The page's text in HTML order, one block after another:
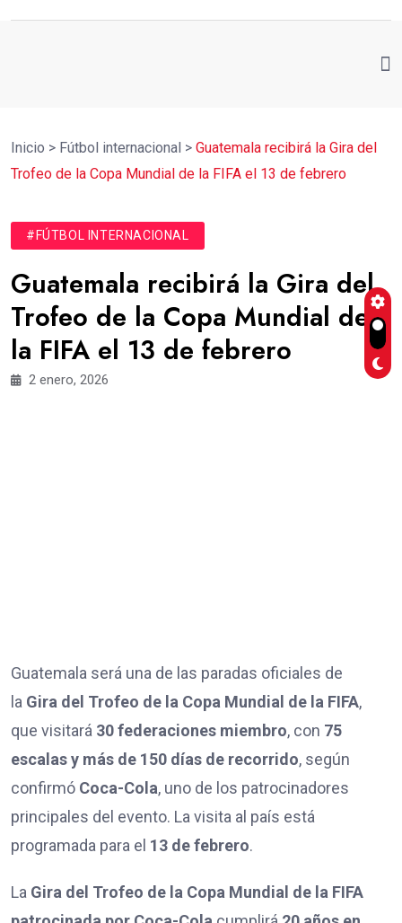
Inicio > Fútbol internacional > Guatemala recibirá la Gira del
Trofeo de la Copa Mundial de la FIFA el 13 de febrero
#FÚTBOL INTERNACIONAL
Guatemala recibirá la Gira del
Trofeo de la Copa Mundial de
la FIFA el 13 de febrero
2 enero, 2026
Guatemala será una de las paradas oficiales de
la Gira del Trofeo de la Copa Mundial de la FIFA,
que visitará 30 federaciones miembro, con 75
escalas y más de 150 días de recorrido, según
confirmó Coca-Cola, uno de los patrocinadores
principales del evento. La visita al país está
programada para el 13 de febrero.
La Gira del Trofeo de la Copa Mundial de la FIFA